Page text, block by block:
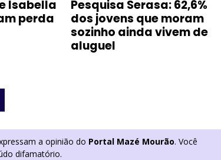
Isabella
perda
Pesquisa Serasa: 62,6%
dos jovens que moram
sozinho ainda vivem de
aluguel
a opinião do Portal Mazé Mourão. Você
difamatório.